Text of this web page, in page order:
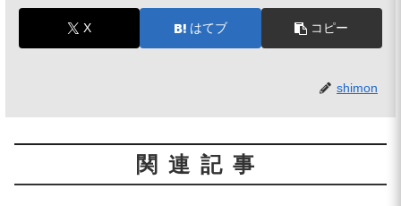
X はてブ コピー
shimon
関連記事